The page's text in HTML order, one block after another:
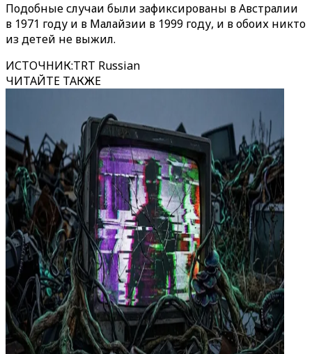
Подобные случаи были зафиксированы в Австралии
в 1971 году и в Малайзии в 1999 году, и в обоих никто
из детей не выжил.
ИСТОЧНИК:TRT Russian
ЧИТАЙТЕ ТАКЖЕ